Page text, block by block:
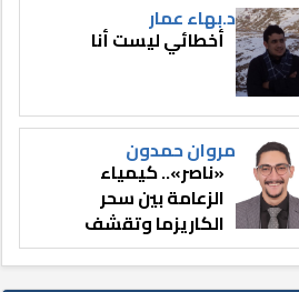
د.بهاء عمار
أخطائي ليست أنا
مروان حمدون
«ناصر».. كيمياء
الزعامة بين سحر
الكاريزما وتقشف
الثائر